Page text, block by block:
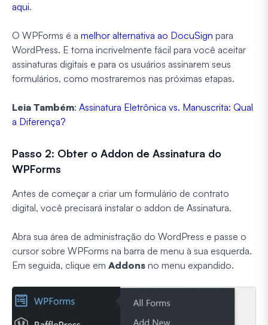
aqui.
O WPForms é a melhor alternativa ao DocuSign para
WordPress. E torna incrivelmente fácil para você aceitar
assinaturas digitais e para os usuários assinarem seus
formulários, como mostraremos nas próximas etapas.
Leia Também: Assinatura Eletrônica vs. Manuscrita: Qual
a Diferença?
Passo 2: Obter o Addon de Assinatura do
WPForms
Antes de começar a criar um formulário de contrato
digital, você precisará instalar o addon de Assinatura.
Abra sua área de administração do WordPress e passe o
cursor sobre WPForms na barra de menu à sua esquerda.
Em seguida, clique em Addons no menu expandido.